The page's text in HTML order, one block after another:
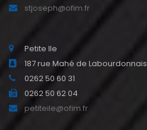
stjoseph@ofim.fr
Petite Ile
187 rue Mahé de Labourdonnais
0262 50 60 31
0262 50 62 04
petiteile@ofim.fr